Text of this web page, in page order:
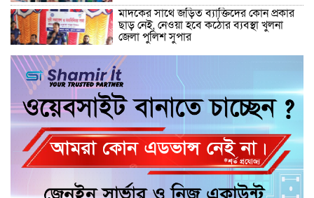
মাদকের সাথে জড়িত ব্যাক্তিদের কোন প্রকার
ছাড় নেই, নেওয়া হবে কঠোর ব্যবস্থা খুলনা
জেলা পুলিশ সুপার
“জুলাই কোন দল বা গোষ্টীর নয়, এটি সমগ্র
জাতির ” অ্যাডভোকেট জালাল উদ্দিন এমপি
ধামরাইয়ে ট্রাক চাপায় মোটরসাইকেল আরোহী
পশু চিকিৎসক নিহত, আহত ৩